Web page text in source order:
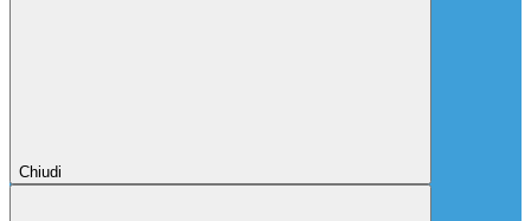
Chiudi